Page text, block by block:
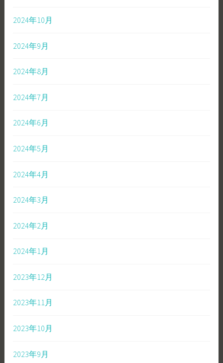
2024年10月
2024年9月
2024年8月
2024年7月
2024年6月
2024年5月
2024年4月
2024年3月
2024年2月
2024年1月
2023年12月
2023年11月
2023年10月
2023年9月